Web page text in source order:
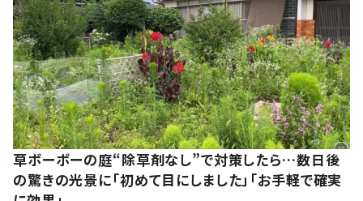
草ボーボーの庭“除草剤なし”で対策したら…数日後
の驚きの光景に「初めて目にしました」「お手軽で確実